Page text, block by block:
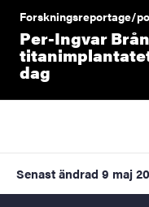
Forskningsreportage/
Per-Ingvar
dag
Senast ändrad 9 maj